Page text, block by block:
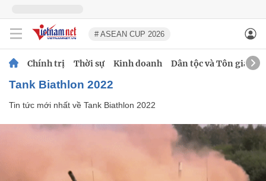
# ASEAN CUP 2026
Chính trị Thời sự Kinh doanh Dân tộc và Tôn giáo
Tank Biathlon 2022
Tin tức mới nhất về Tank Biathlon 2022